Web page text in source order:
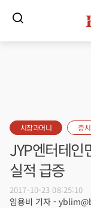
시장과머니 증
JYP엔터테인
실적 급증
2017-10-23 08:25:10
임용비 기자 -